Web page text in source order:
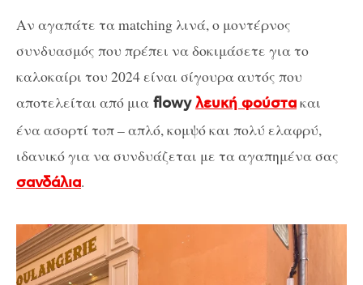
Αν αγαπάτε τα matching λινά, ο μοντέρνος
συνδυασμός που πρέπει να δοκιμάσετε για το
καλοκαίρι του 2024 είναι σίγουρα αυτός που
αποτελείται από μια flowyλευκή φούστακαι
ένα ασορτί τοπ – απλό, κομψό και πολύ ελαφρύ,
ιδανικό για να συνδυάζεται με τα αγαπημένα σας
σανδάλια.